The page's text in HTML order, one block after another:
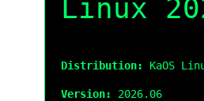
Linux
Distribution: KaOS
Version: 2026.06